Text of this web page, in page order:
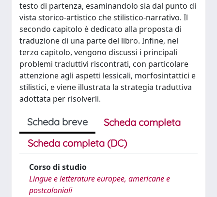
testo di partenza, esaminandolo sia dal punto di
vista storico-artistico che stilistico-narrativo. Il
secondo capitolo è dedicato alla proposta di
traduzione di una parte del libro. Infine, nel
terzo capitolo, vengono discussi i principali
problemi traduttivi riscontrati, con particolare
attenzione agli aspetti lessicali, morfosintattici e
stilistici, e viene illustrata la strategia traduttiva
adottata per risolverli.
Scheda breve
Scheda completa
Scheda completa (DC)
Corso di studio
Lingue e letterature europee, americane e
postcoloniali